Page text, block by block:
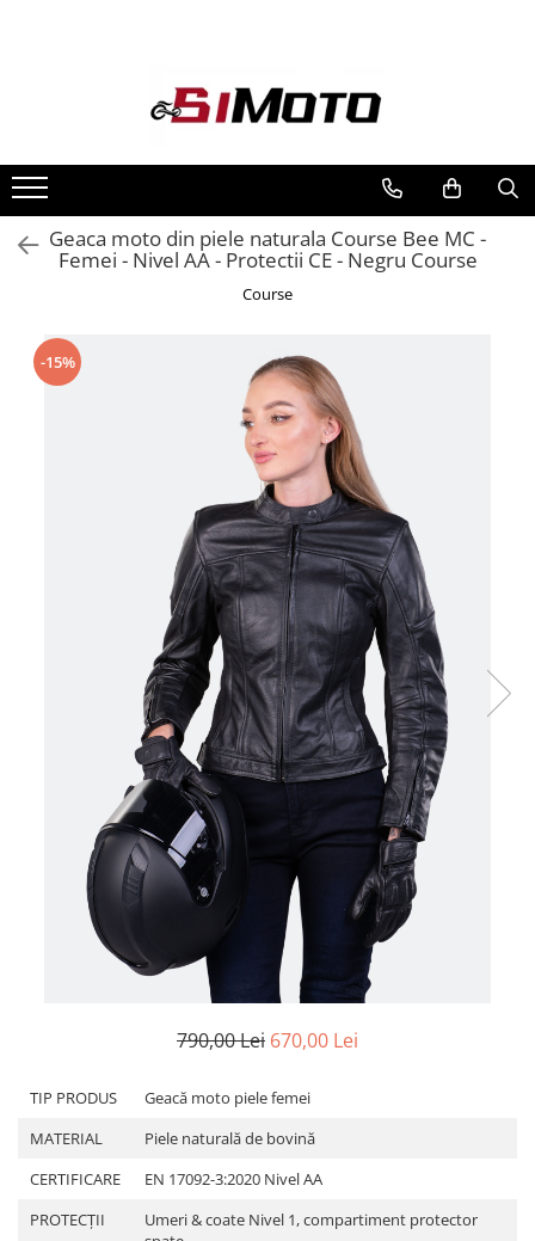
MOTOCICLETE & ATV
ECHIPAMENTE
Echipament Strada
Casti
Camasi
Manusi
Ochelari
Tricou/Pantaloni termici
Echipament Impermeabil
Accesorii echipamente
Protectii Corp
Protectii Coloana
Protectii Picioare
Cadou personalizat
Curele
Geaca moto din piele naturala Course Bee MC -
Femei - Nivel AA - Protectii CE - Negru Course
Course
-15%
790,00 Lei 670,00 Lei
TIP PRODUS
Geacă moto piele femei
MATERIAL
Piele naturală de bovină
CERTIFICARE
EN 17092-3:2020 Nivel AA
PROTECȚII
Umeri & coate Nivel 1, compartiment protector